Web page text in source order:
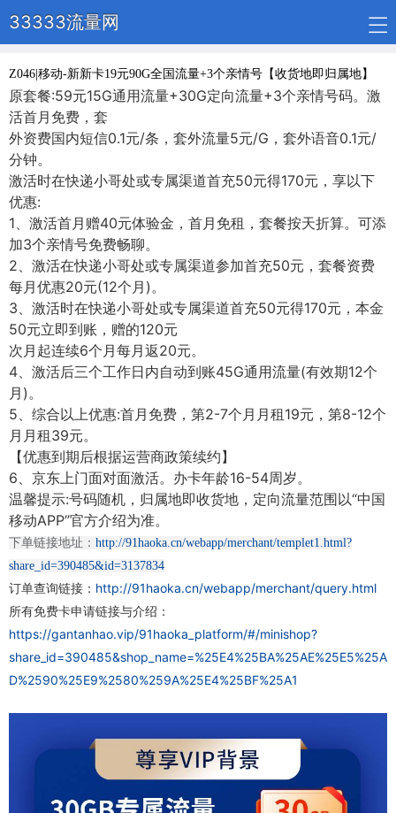
33333流量网
Z046|移动-新新卡19元90G全国流量+3个亲情号【收货地即归属地】
原套餐:59元15G通用流量+30G定向流量+3个亲情号码。激
活首月免费，套
外资费国内短信0.1元/条，套外流量5元/G，套外语音0.1元/
分钟。
激活时在快递小哥处或专属渠道首充50元得170元，享以下
优惠:
1、激活首月赠40元体验金，首月免租，套餐按天折算。可添
加3个亲情号免费畅聊。
2、激活在快递小哥处或专属渠道参加首充50元，套餐资费
每月优惠20元(12个月)。
3、激活时在快递小哥处或专属渠道首充50元得170元，本金
50元立即到账，赠的120元
次月起连续6个月每月返20元。
4、激活后三个工作日内自动到账45G通用流量(有效期12个
月)。
5、综合以上优惠:首月免费，第2-7个月月租19元，第8-12个
月月租39元。
【优惠到期后根据运营商政策续约】
6、京东上门面对面激活。办卡年龄16-54周岁。
温馨提示:号码随机，归属地即收货地，定向流量范围以“中国
移动APP”官方介绍为准。
下单链接地址： http://91haoka.cn/webapp/merchant/templet1.html?
share_id=390485&id=3137834
订单查询链接： http://91haoka.cn/webapp/merchant/query.html
所有免费卡申请链接与介绍：
https://gantanhao.vip/91haoka_platform/#/minishop?
share_id=390485&shop_name=%25E4%25BA%25AE%25E5%25A
D%2590%25E9%2580%259A%25E4%25BF%25A1